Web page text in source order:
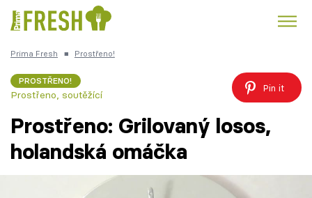
Česká kuchyně
Prima Fresh ■ Prostřeno!
PROSTŘENO!
Prostřeno, soutěžící
Pin it
Prostřeno: Grilovaný losos,
holandská omáčka